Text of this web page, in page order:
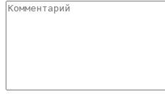
Комментарий